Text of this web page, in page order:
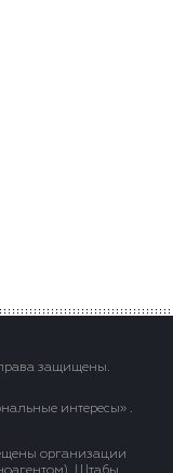
защищены.
интересы» .
организации